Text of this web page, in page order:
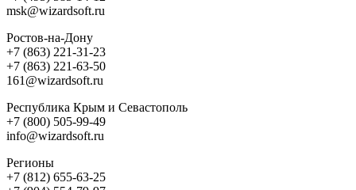
msk@wizardsoft.ru
Ростов-на-Дону
+7 (863) 221-31-23
+7 (863) 221-63-50
161@wizardsoft.ru
Республика Крым и Севастополь
+7 (800) 505-99-49
info@wizardsoft.ru
Регионы
+7 (812) 655-63-25